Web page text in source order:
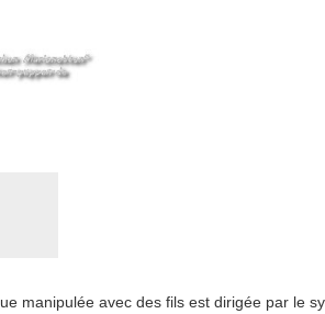
manipulée avec des fils est dirigée par le